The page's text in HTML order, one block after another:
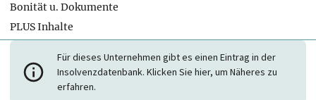
Bonität u. Dokumente
PLUS Inhalte
Für dieses Unternehmen gibt es einen Eintrag in der
Insolvenzdatenbank. Klicken Sie hier, um Näheres zu
erfahren.